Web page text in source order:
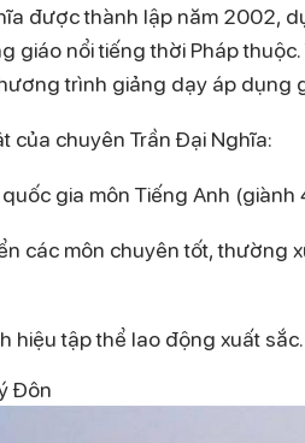
được thành lập năm 2002,
giáo nổi tiếng thời Pháp
trình giảng dạy áp dụng
của chuyên Trần Đại Nghĩa:
gia môn Tiếng Anh
các môn chuyên tốt, thường
hiệu tập thể lao động xuất sắc.
Đôn